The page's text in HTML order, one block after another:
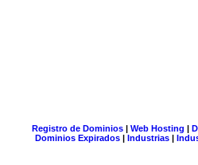
Registro de Dominios| Web Hosting |
Dominios Expirados | Industrias |